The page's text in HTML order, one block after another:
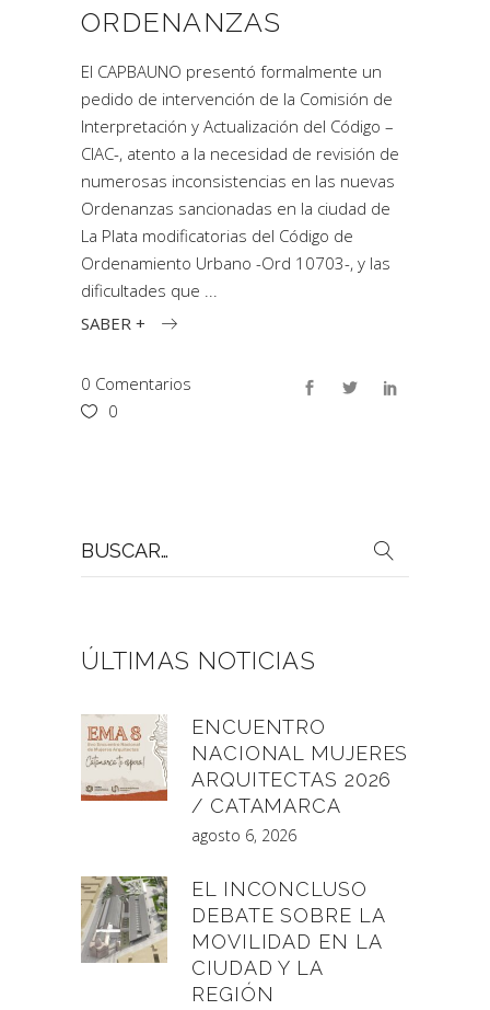
ORDENANZAS
El CAPBAUNO presentó formalmente un
pedido de intervención de la Comisión de
Interpretación y Actualización del Código –
CIAC-, atento a la necesidad de revisión de
numerosas inconsistencias en las nuevas
Ordenanzas sancionadas en la ciudad de
La Plata modificatorias del Código de
Ordenamiento Urbano -Ord 10703-, y las
dificultades que
SABER +
0 Comentarios
0
por:
ÚLTIMAS NOTICIAS
ENCUENTRO
NACIONAL MUJERES
ARQUITECTAS 2026
/ CATAMARCA
agosto 6, 2026
EL INCONCLUSO
DEBATE SOBRE LA
MOVILIDAD EN LA
CIUDAD Y LA
REGIÓN